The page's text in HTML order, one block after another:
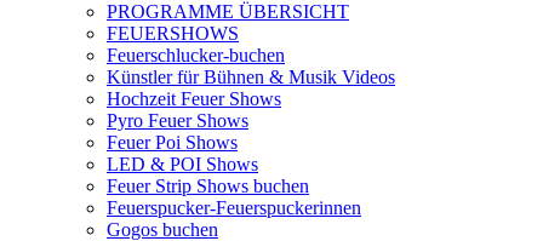
PROGRAMME ÜBERSICHT
FEUERSHOWS
Feuerschlucker-buchen
Künstler für Bühnen & Musik Videos
Hochzeit Feuer Shows
Pyro Feuer Shows
Feuer Poi Shows
LED & POI Shows
Feuer Strip Shows buchen
Feuerspucker-Feuerspuckerinnen
Gogos buchen